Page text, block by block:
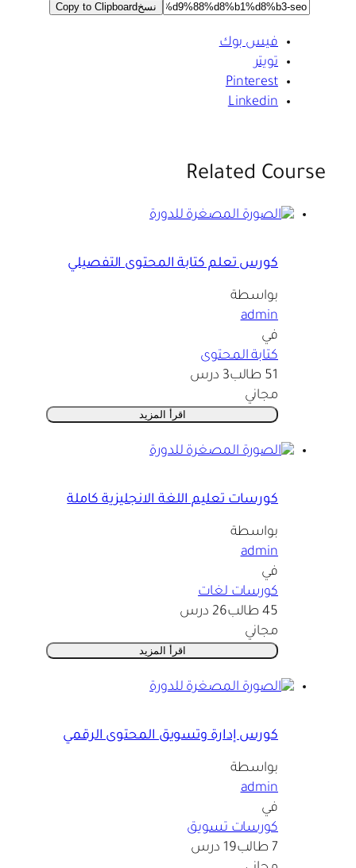
نسخCopy to Clipboard
فيس بوك
تويتر
Pinterest
Linkedin
Related Course
كورس تعلم كتابة المحتوى التفصيلي
بواسطة
admin
في
كتابة المحتوى
51 طالب
3 درس
مجاني
اقرأ المزيد
كورسات تعليم اللغة الانجليزية كاملة
بواسطة
admin
في
كورسات لغات
45 طالب
26 درس
مجاني
اقرأ المزيد
كورس إدارة وتسويق المحتوى الرقمي
بواسطة
admin
في
كورسات تسويق
7 طالب
19 درس